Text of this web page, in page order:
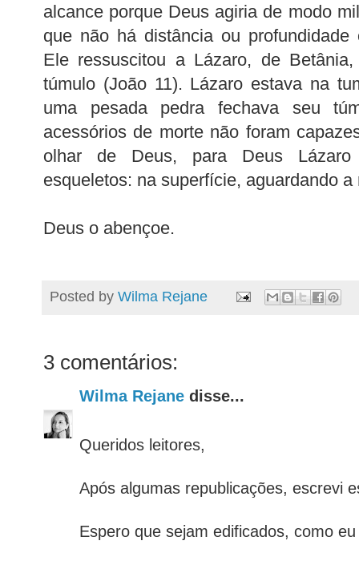
alcance porque Deus agiria de modo
que não há distância ou
Ele ressuscitou a Lázaro, de
túmulo (João 11). Lázaro estava na
uma pesada pedra fechava seu
acessórios de morte não foram
olhar de Deus, para Deus Lázaro
esqueletos: na superfície, aguardando a
Deus o abençoe.
Posted by Wilma Rejane
3 comentários:
Wilma Rejane disse...
Queridos leitores,
Após algumas republicações, escrevi
Espero que sejam edificados, como